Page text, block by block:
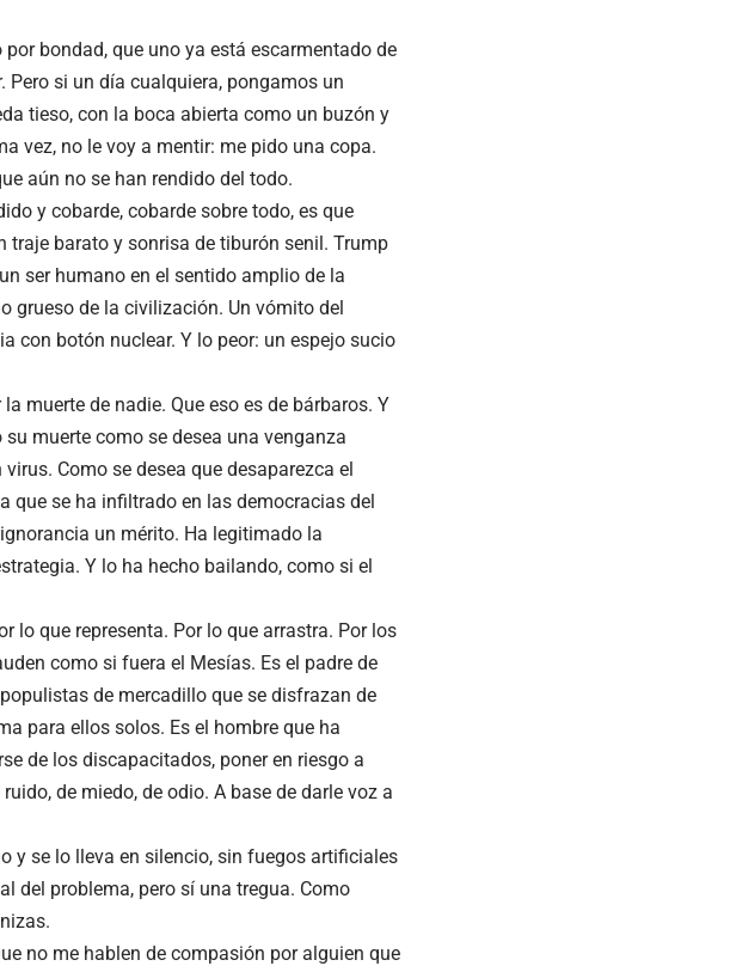
bondad, que uno ya está escarmentado de
si un día cualquiera, pongamos un
tieso, con la boca abierta como un buzón y
vez, no le voy a mentir: me pido una copa.
aún no se han rendido del todo.
y cobarde, cobarde sobre todo, es que
barato y sonrisa de tiburón senil. Trump
ser humano en el sentido amplio de la
grueso de la civilización. Un vómito del
con botón nuclear. Y lo peor: un espejo sucio
muerte de nadie. Que eso es de bárbaros. Y
muerte como se desea una venganza
Como se desea que desaparezca el
que se ha infiltrado en las democracias del
un mérito. Ha legitimado la
Y lo ha hecho bailando, como si el
lo que representa. Por lo que arrastra. Por los
como si fuera el Mesías. Es el padre de
de mercadillo que se disfrazan de
para ellos solos. Es el hombre que ha
de los discapacitados, poner en riesgo a
de miedo, de odio. A base de darle voz a
y se lo lleva en silencio, sin fuegos artificiales
del problema, pero sí una tregua. Como
no me hablen de compasión por alguien que